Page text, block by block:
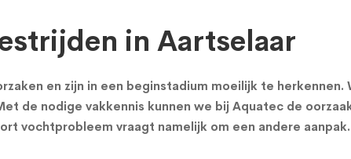
in Aartselaar
en zijn in een beginstadium moeilijk te
de nodige vakkennis kunnen we bij Aquatec de
vochtprobleem vraagt namelijk om een andere aanpak.